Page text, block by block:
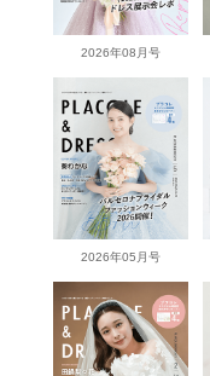
2026年08月号
2026年05月号